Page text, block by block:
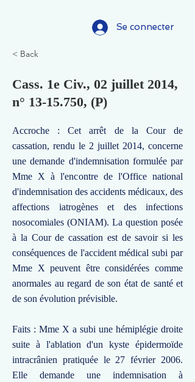
Se connecter
< Back
Cass. 1e Civ., 02 juillet 2014,
n° 13-15.750, (P)
Accroche : Cet arrêt de la Cour de
cassation, rendu le 2 juillet 2014, concerne
une demande d'indemnisation formulée par
Mme X à l'encontre de l'Office national
d'indemnisation des accidents médicaux, des
affections iatrogènes et des infections
nosocomiales (ONIAM). La question posée
à la Cour de cassation est de savoir si les
conséquences de l'accident médical subi par
Mme X peuvent être considérées comme
anormales au regard de son état de santé et
de son évolution prévisible.
Faits : Mme X a subi une hémiplégie droite
suite à l'ablation d'un kyste épidermoïde
intracrânien pratiquée le 27 février 2006.
Elle demande une indemnisation à